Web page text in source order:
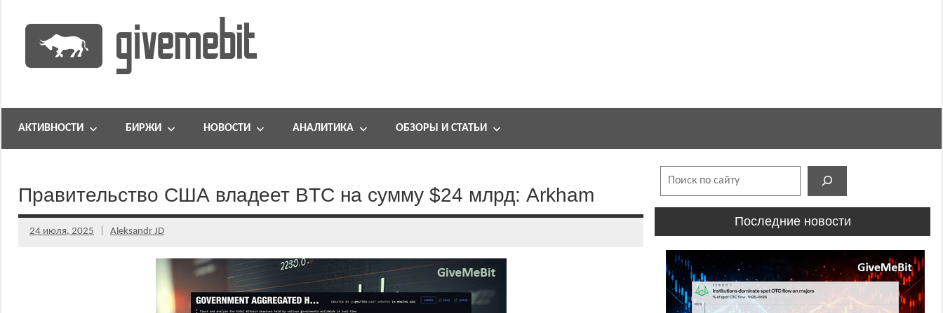
содержимому
GiveMeBit.com
портал
АКТИВНОСТИ БИРЖИ НОВОСТИ АНАЛИТИКА ОБЗОРЫ И СТАТЬИ
Правительство США владеет BTC на сумму $24 млрд: Arkham
24 июля, 2025 Aleksandr JD
Последние новости